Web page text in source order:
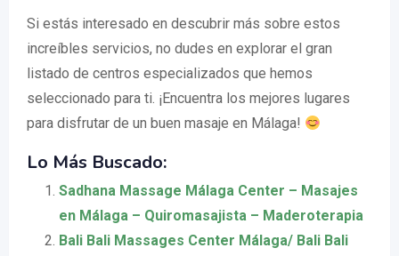
Si estás interesado en descubrir más sobre estos
increíbles servicios, no dudes en explorar el gran
listado de centros especializados que hemos
seleccionado para ti. ¡Encuentra los mejores lugares
para disfrutar de un buen masaje en Málaga!
Lo Más Buscado:
Sadhana Massage Málaga Center – Masajes
en Málaga – Quiromasajista – Maderoterapia
Bali Bali Massages Center Málaga/ Bali Bali